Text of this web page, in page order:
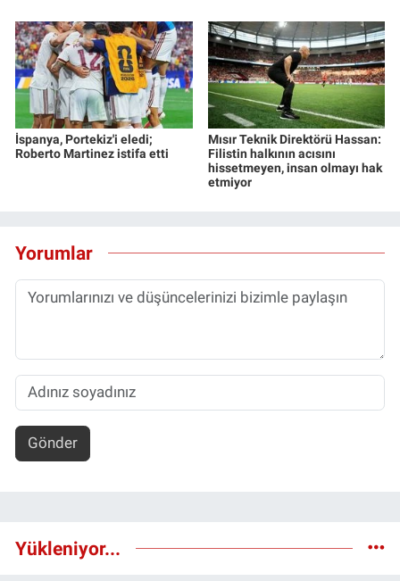
İspanya, Portekiz'i eledi;
Roberto Martinez istifa etti
Mısır Teknik Direktörü Hassan:
Filistin halkının acısını
hissetmeyen, insan olmayı hak
etmiyor
Yorumlar
Gönder
Yükleniyor...